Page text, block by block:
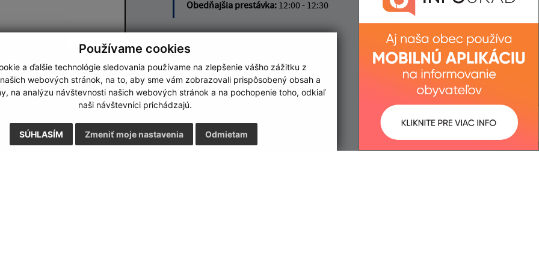
Používame cookies
a ďalšie technológie sledovania používame na zlepšenie vášho zážitku z
webových stránok, na to, aby sme vám zobrazovali prispôsobený obsah a
na analýzu návštevnosti našich webových stránok a na pochopenie toho, odkiaľ
naši návštevníci prichádzajú.
SÚHLASÍM Odmietam
Zmeniť moje nastavenia
Google reCaptcha Response
Odoslať správu
Obedňajšia prestávka: 12:00 - 12:30